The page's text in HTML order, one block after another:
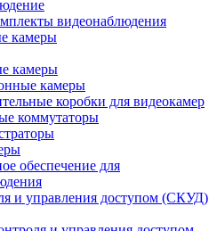
видеонаблюдения
камеры
камеры
камеры
коробки для видеокамер
коммутаторы
обеспечение для
и управления доступом (СКУД)